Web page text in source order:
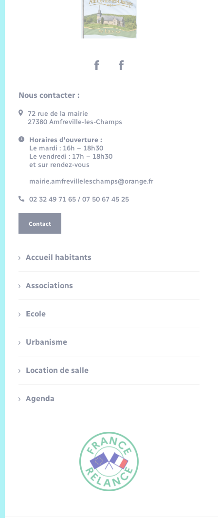
Nous contacter :
72 rue de la mairie
27380 Amfreville-les-Champs
Horaires d'ouverture :
Le mardi : 16h – 18h30
Le vendredi : 17h – 18h30
et sur rendez-vous
mairie.amfrevilleleschamps@orange.fr
02 32 49 71 65 / 07 50 67 45 25
Contact
Accueil habitants
Associations
Ecole
Urbanisme
Location de salle
Agenda